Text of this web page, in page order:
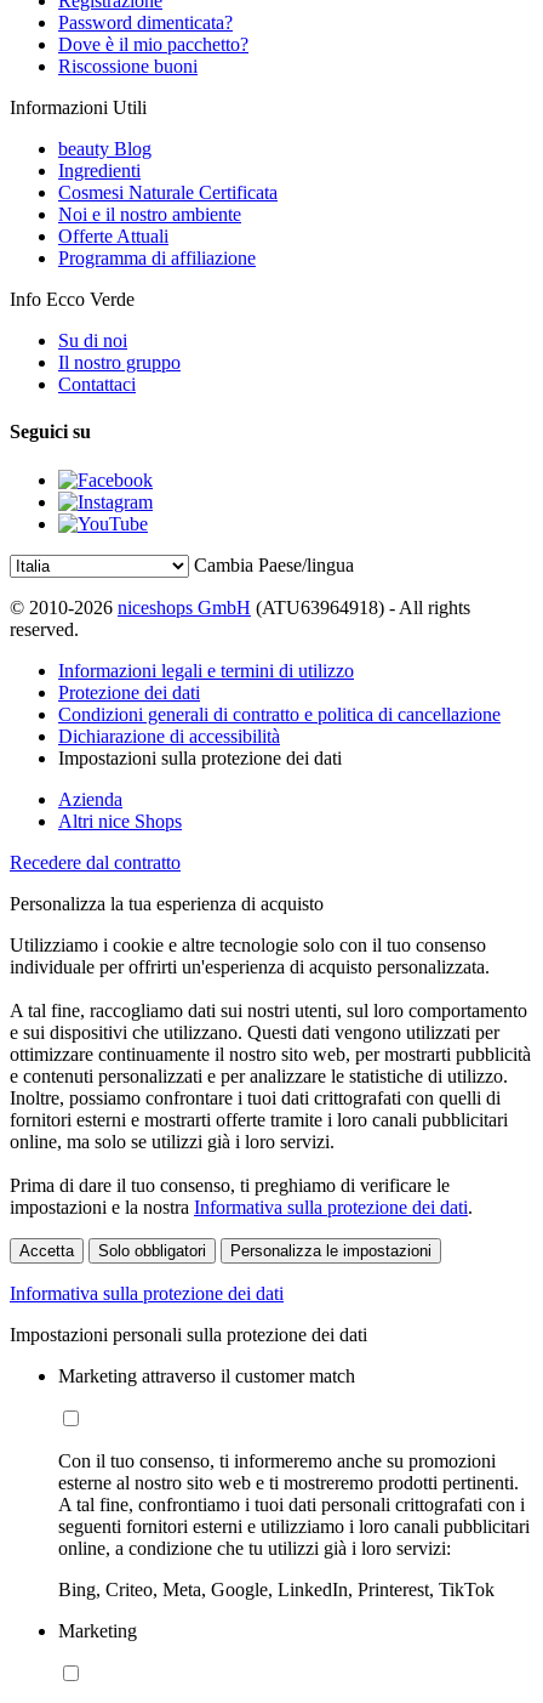
Password dimenticata?
Dove è il mio pacchetto?
Riscossione buoni
Informazioni Utili
beauty Blog
Ingredienti
Cosmesi Naturale Certificata
Noi e il nostro ambiente
Offerte Attuali
Programma di affiliazione
Info Ecco Verde
Su di noi
Il nostro gruppo
Contattaci
Seguici su
Cambia Paese/lingua
© 2010-2026 niceshops GmbH (ATU63964918) - All rights
reserved.
Informazioni legali e termini di utilizzo
Protezione dei dati
Condizioni generali di contratto e politica di cancellazione
Dichiarazione di accessibilità
Impostazioni sulla protezione dei dati
Azienda
Altri nice Shops
Recedere dal contratto
Personalizza la tua esperienza di acquisto
Utilizziamo i cookie e altre tecnologie solo con il tuo consenso
individuale per offrirti un'esperienza di acquisto personalizzata.
A tal fine, raccogliamo dati sui nostri utenti, sul loro comportamento
e sui dispositivi che utilizzano. Questi dati vengono utilizzati per
ottimizzare continuamente il nostro sito web, per mostrarti pubblicità
e contenuti personalizzati e per analizzare le statistiche di utilizzo.
Inoltre, possiamo confrontare i tuoi dati crittografati con quelli di
fornitori esterni e mostrarti offerte tramite i loro canali pubblicitari
online, ma solo se utilizzi già i loro servizi.
Prima di dare il tuo consenso, ti preghiamo di verificare le
impostazioni e la nostra Informativa sulla protezione dei dati.
Accetta Solo obbligatori Personalizza le impostazioni
Informativa sulla protezione dei dati
Impostazioni personali sulla protezione dei dati
Marketing attraverso il customer match
Con il tuo consenso, ti informeremo anche su promozioni
esterne al nostro sito web e ti mostreremo prodotti pertinenti.
A tal fine, confrontiamo i tuoi dati personali crittografati con i
seguenti fornitori esterni e utilizziamo i loro canali pubblicitari
online, a condizione che tu utilizzi già i loro servizi:
Bing, Criteo, Meta, Google, LinkedIn, Printerest, TikTok
Marketing